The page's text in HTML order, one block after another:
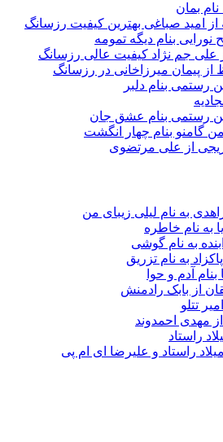
بمان
از امید صباغی بهترین کیفیت رزسانگ
نورایی بنام دیگه تمومه
علی جم نژاد کیفیت عالی رزسانگ
از پیمان میرزاخانی در رزسانگ
رستمی بنام دلبر
رستمی بنام عشق جان
گامنو بنام چهار انگشت
از علی مرتضوی
به نام لیلی زیبای من
به نام خاطره
به نام گوشی
به نام تزریق
آدم و حوا
از بابک رادمنش
تتلو
مهدی احمدوند
راستاد
راستاد و علیرضا ای ام پی